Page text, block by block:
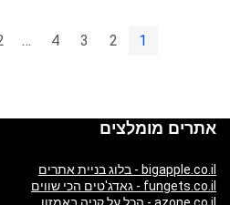
1
2
3
4
…
אתרים מומלצים
bigapple.co.il - בלוג בניית אתרים
fungets.co.il - גאדג'טים הכי שווים